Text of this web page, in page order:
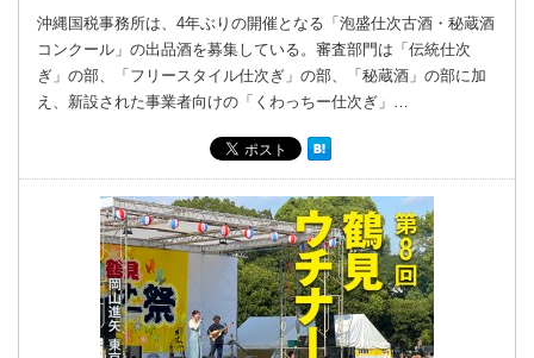
沖縄国税事務所は、4年ぶりの開催となる「泡盛仕次古酒・秘蔵酒
コンクール」の出品酒を募集している。審査部門は「伝統仕次
ぎ」の部、「フリースタイル仕次ぎ」の部、「秘蔵酒」の部に加
え、新設された事業者向けの「くわっちー仕次ぎ」…